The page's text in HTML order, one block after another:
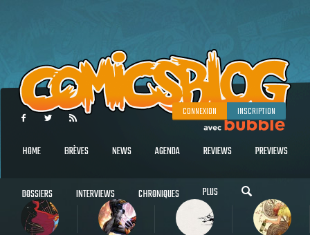
CONNEXION INSCRIPTION
HOME BRÈVES NEWS AGENDA REVIEWS PREVIEWS
DOSSIERS INTERVIEWS CHRONIQUES PLUS